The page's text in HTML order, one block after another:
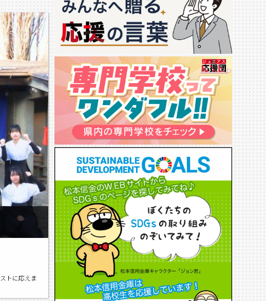
トに応えました！,武道,松本美須々ケ丘高校 弓道部,松本美須々ケ丘高校,美須々,松本美須